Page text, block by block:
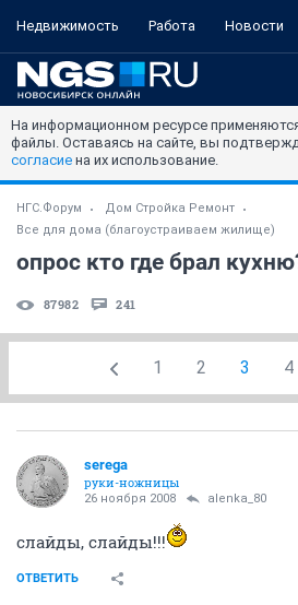
Недвижимость Работа Новости
На информационном ресурсе
файлы. Оставаясь на сайте, вы
согласие на их использование.
НГС.Форум
Дом Стройка Ремонт
Все для дома (благоустраиваем жилище)
опрос кто где брал
87982 241
1 2 3 4
serega
руки-ножницы
26 ноября 2008 alenka_80
слайды, слайды!!!
ОТВЕТИТЬ